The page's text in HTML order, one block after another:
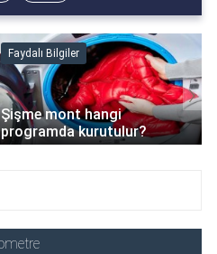
Faydalı Bilgiler
Şişme mont hangi
programda kurutulur?
›